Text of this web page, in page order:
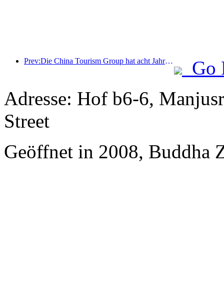
Prev:Die China Tourism Group hat acht Jahre in Folge an der China International Import Expo teilgenommen und dabei Verträge im Wert von über einer Milliarde US-Dollar abgeschlossen.
Go
Adresse: Hof b6-6,
Street
Geöffnet in 2008, Buddha